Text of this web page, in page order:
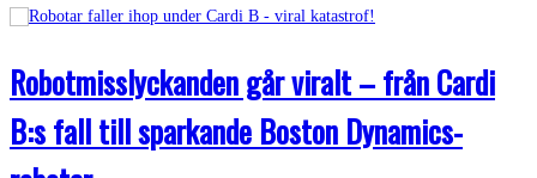
Robotmisslyckanden går viralt – från Cardi
B:s fall till sparkande Boston Dynamics-